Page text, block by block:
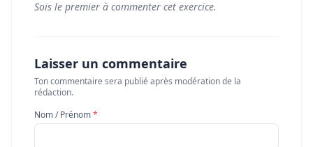
Sois le premier à commenter cet exercice.
Laisser un commentaire
Ton commentaire sera publié après modération de la
rédaction.
Nom / Prénom*